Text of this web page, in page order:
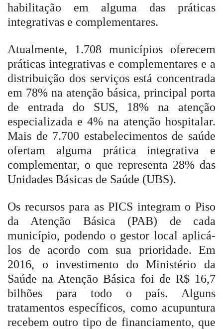
habilitação em alguma das práticas
integrativas e complementares.
Atualmente, 1.708 municípios oferecem
práticas integrativas e complementares e a
distribuição dos serviços está concentrada
em 78% na atenção básica, principal porta
de entrada do SUS, 18% na atenção
especializada e 4% na atenção hospitalar.
Mais de 7.700 estabelecimentos de saúde
ofertam alguma prática integrativa e
complementar, o que representa 28% das
Unidades Básicas de Saúde (UBS).
Os recursos para as PICS integram o Piso
da Atenção Básica (PAB) de cada
município, podendo o gestor local aplicá-
los de acordo com sua prioridade. Em
2016, o investimento do Ministério da
Saúde na Atenção Básica foi de R$ 16,7
bilhões para todo o país. Alguns
tratamentos específicos, como acupuntura
recebem outro tipo de financiamento, que